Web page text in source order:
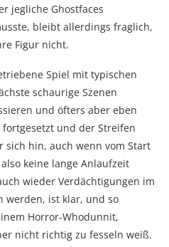
jegliche Ghostfaces
bleibt allerdings fraglich,
Figur nicht.
Spiel mit typischen
schaurige Szenen
und öfters aber eben
und der Streifen
sich hin, auch wenn vom Start
keine lange Anlaufzeit
wieder Verdächtigungen im
werden, ist klar, und so
Horror-Whodunnit,
nicht richtig zu fesseln weiß.